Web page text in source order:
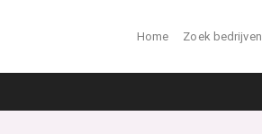
Home Zoek bedrijven